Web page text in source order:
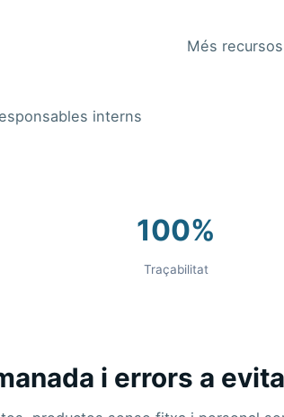
interns
Més
100%
Traçabilitat
i errors a